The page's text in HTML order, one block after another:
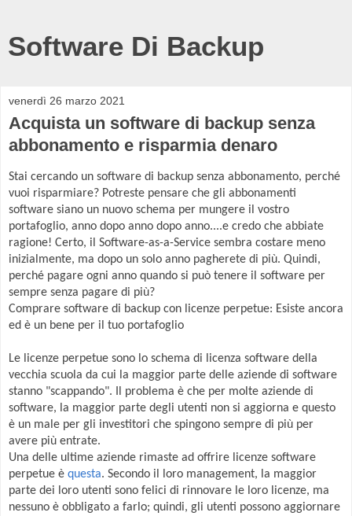
Software Di Backup
venerdì 26 marzo 2021
Acquista un software di backup senza
abbonamento e risparmia denaro
Stai cercando un software di backup senza abbonamento, perché
vuoi risparmiare? Potreste pensare che gli abbonamenti
software siano un nuovo schema per mungere il vostro
portafoglio, anno dopo anno dopo anno....e credo che abbiate
ragione! Certo, il Software-as-a-Service sembra costare meno
inizialmente, ma dopo un solo anno pagherete di più. Quindi,
perché pagare ogni anno quando si può tenere il software per
sempre senza pagare di più?
Comprare software di backup con licenze perpetue: Esiste ancora
ed è un bene per il tuo portafoglio
Le licenze perpetue sono lo schema di licenza software della
vecchia scuola da cui la maggior parte delle aziende di software
stanno "scappando". Il problema è che per molte aziende di
software, la maggior parte degli utenti non si aggiorna e questo
è un male per gli investitori che spingono sempre di più per
avere più entrate.
Una delle ultime aziende rimaste ad offrire licenze software
perpetue è questa. Secondo il loro management, la maggior
parte dei loro utenti sono felici di rinnovare le loro licenze, ma
nessuno è obbligato a farlo; quindi, gli utenti possono aggiornare